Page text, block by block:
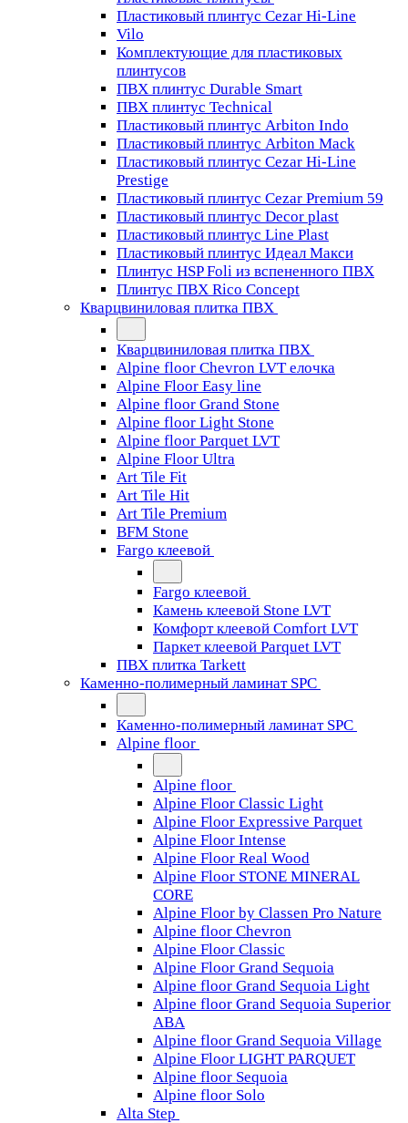
Пластиковый плинтус Cezar Hi-Line
Vilo
Комплектующие для пластиковых
плинтусов
ПВХ плинтус Durable Smart
ПВХ плинтус Technical
Пластиковый плинтус Arbiton Indo
Пластиковый плинтус Arbiton Mack
Пластиковый плинтус Cezar Hi-Line
Prestige
Пластиковый плинтус Cezar Premium 59
Пластиковый плинтус Decor plast
Пластиковый плинтус Line Plast
Пластиковый плинтус Идеал Макси
Плинтус HSP Foli из вспененного ПВХ
Плинтус ПВХ Rico Concept
Кварцвиниловая плитка ПВХ
Кварцвиниловая плитка ПВХ
Alpine floor Chevron LVT елочка
Alpine Floor Easy line
Alpine floor Grand Stone
Alpine floor Light Stone
Alpine floor Parquet LVT
Alpine Floor Ultra
Art Tile Fit
Art Tile Hit
Art Tile Premium
BFM Stone
Fargo клеевой
Fargo клеевой
Камень клеевой Stone LVT
Комфорт клеевой Comfort LVT
Паркет клеевой Parquet LVT
ПВХ плитка Tarkett
Каменно-полимерный ламинат SPC
Каменно-полимерный ламинат SPC
Alpine floor
Alpine floor
Alpine Floor Classic Light
Alpine Floor Expressive Parquet
Alpine Floor Intense
Alpine Floor Real Wood
Alpine Floor STONE MINERAL
CORE
Alpine Floor by Classen Pro Nature
Alpine floor Chevron
Alpine Floor Classic
Alpine Floor Grand Sequoia
Alpine floor Grand Sequoia Light
Alpine floor Grand Sequoia Superior
ABA
Alpine floor Grand Sequoia Village
Alpine Floor LIGHT PARQUET
Alpine floor Sequoia
Alpine floor Solo
Alta Step